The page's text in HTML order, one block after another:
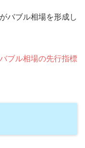
バブル相場を形成し
ブル相場の先行指標